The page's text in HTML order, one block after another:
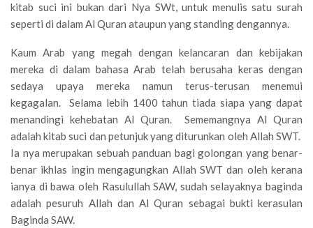
kitab suci ini bukan dari Nya SWt, untuk menulis satu surah
seperti di dalam Al Quran ataupun yang standing dengannya.
Kaum Arab yang megah dengan kelancaran dan kebijakan
mereka di dalam bahasa Arab telah berusaha keras dengan
sedaya upaya mereka namun terus-terusan menemui
kegagalan. Selama lebih 1400 tahun tiada siapa yang dapat
menandingi kehebatan Al Quran. Sememangnya Al Quran
adalah kitab suci dan petunjuk yang diturunkan oleh Allah SWT.
Ia nya merupakan sebuah panduan bagi golongan yang benar-
benar ikhlas ingin mengagungkan Allah SWT dan oleh kerana
ianya di bawa oleh Rasulullah SAW, sudah selayaknya baginda
adalah pesuruh Allah dan Al Quran sebagai bukti kerasulan
Baginda SAW.